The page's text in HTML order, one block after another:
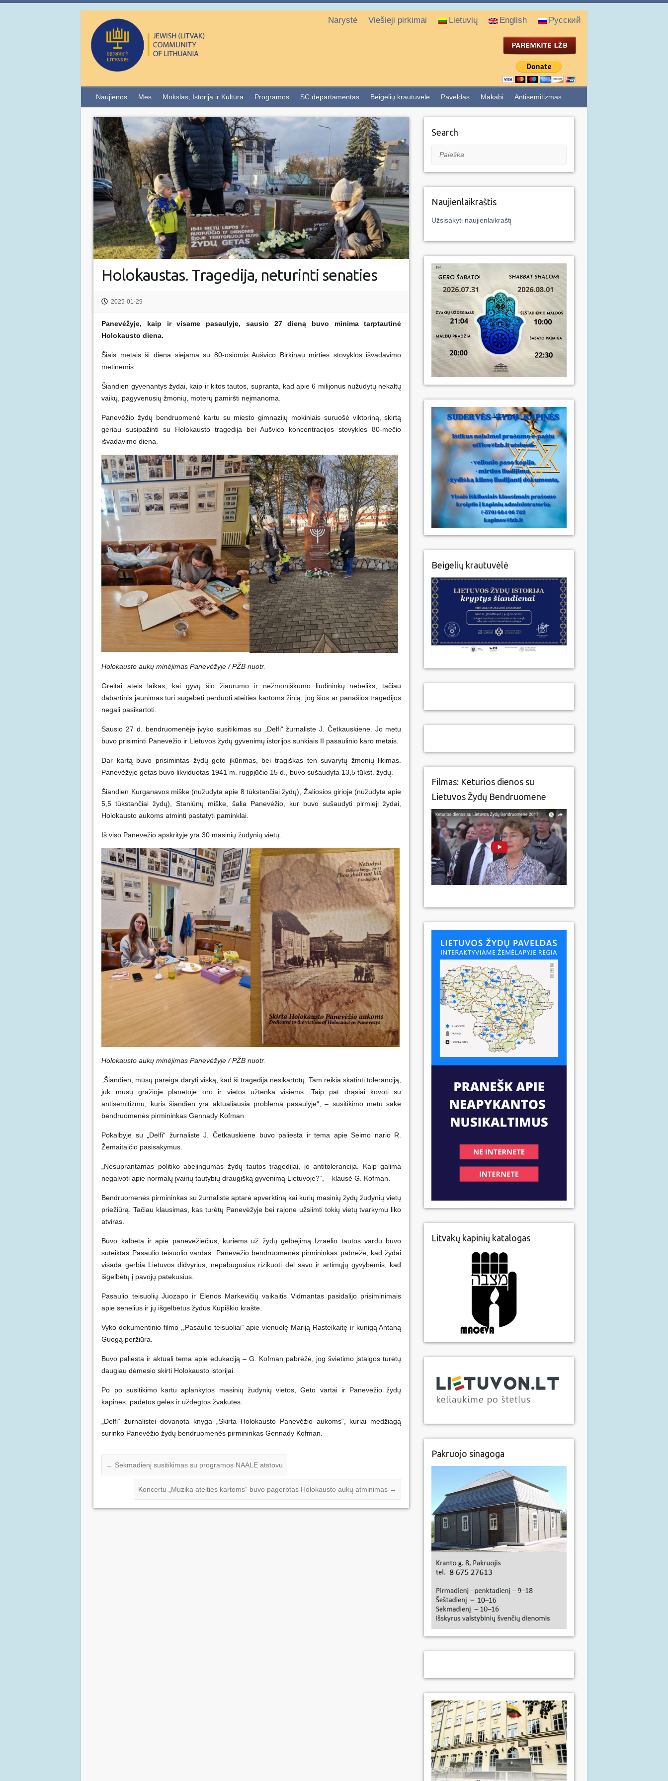
Narystė Viešieji pirkimai Lietuvių English Русский
Naujienos Mes Mokslas, Istorija ir Kultūra Programos SC departamentas Beigelių krautuvėlė Paveldas Makabi Antisemitizmas
Holokaustas. Tragedija, neturinti senaties
2025-01-29
Panevėžyje, kaip ir visame pasaulyje, sausio 27 dieną buvo minima tarptautinė
Holokausto diena.
Šiais metais ši diena siejama su 80-osiomis Aušvico Birkinau mirties stovyklos išvadavimo
metinėmis.
Šiandien gyvenantys žydai, kaip ir kitos tautos, supranta, kad apie 6 milijonus nužudytų nekaltų
vaikų, pagyvenusių žmonių, moterų pamiršti neįmanoma.
Panevėžio žydų bendruomenė kartu su miesto gimnazijų mokiniais suruošė viktoriną, skirtą
geriau susipažinti su Holokausto tragedija bei Aušvico koncentracijos stovyklos 80-mečio
išvadavimo diena.
Holokausto aukų minėjimas Panevėžyje / PŽB nuotr.
Greitai ateis laikas, kai gyvų šio žiaurumo ir nežmoniškumo liudininkų nebeliks, tačiau
dabartinis jaunimas turi sugebėti perduoti ateities kartoms žinią, jog šios ar panašios tragedijos
negali pasikartoti.
Sausio 27 d. bendruomenėje įvyko susitikimas su „Delfi“ žurnaliste J. Četkauskiene. Jo metu
buvo prisiminti Panevėžio ir Lietuvos žydų gyvenimų istorijos sunkiais II pasaulinio karo metais.
Dar kartą buvo prisimintas žydų geto įkūrimas, bei tragiškas ten suvarytų žmonių likimas.
Panevėžyje getas buvo likviduotas 1941 m. rugpjūčio 15 d., buvo sušaudyta 13,5 tūkst. žydų.
Šiandien Kurganavos miške (nužudyta apie 8 tūkstančiai žydų), Žaliosios girioje (nužudyta apie
5,5 tūkstančiai žydų), Staniūnų miške, šalia Panevėžio, kur buvo sušaudyti pirmieji žydai,
Holokausto aukoms atminti pastatyti paminklai.
Iš viso Panevėžio apskrityje yra 30 masinių žudynių vietų.
Holokausto aukų minėjimas Panevėžyje / PŽB nuotr.
„Šiandien, mūsų pareiga daryti viską, kad ši tragedija nesikartotų. Tam reikia skatinti toleranciją,
juk mūsų gražioje planetoje oro ir vietos užtenka visiems. Taip pat drąsiai kovoti su
antisemitizmu, kuris šiandien yra aktualiausia problema pasaulyje“, – susitikimo metu sakė
bendruomenės pirmininkas Gennady Kofman.
Pokalbyje su „Delfi“ žurnaliste J. Četkauskiene buvo paliesta ir tema apie Seimo nario R.
Žemaitaičio pasisakymus.
„Nesuprantamas politiko abejingumas žydų tautos tragedijai, jo antitolerancija. Kaip galima
negalvoti apie normalų įvairių tautybių draugišką gyvenimą Lietuvoje?“, – klausė G. Kofman.
Bendruomenės pirmininkas su žurnaliste aptarė apverktiną kai kurių masinių žydų žudynių vietų
priežiūrą. Tačiau klausimas, kas turėtų Panevėžyje bei rajone užsiimti tokių vietų tvarkymu liko
atviras.
Buvo kalbėta ir apie panevėžiečius, kuriems už žydų gelbėjimą Izraelio tautos vardu buvo
suteiktas Pasaulio teisuolio vardas. Panevėžio bendruomenės pirmininkas pabrėžė, kad žydai
visada gerbia Lietuvos didvyrius, nepabūgusius rizikuoti dėl savo ir artimųjų gyvybėmis, kad
išgelbėtų į pavojų patekusius.
Pasaulio teisuolių Juozapo ir Elenos Markevičių vaikaitis Vidmantas pasidalijo prisiminimais
apie senelius ir jų išgelbėtus žydus Kupiškio krašte.
Vyko dokumentinio filmo ,,Pasaulio teisuoliai“ apie vienuolę Mariją Rasteikaitę ir kunigą Antaną
Guogą peržiūra.
Buvo paliesta ir aktuali tema apie edukaciją – G. Kofman pabrėžė, jog švietimo įstaigos turėtų
daugiau dėmesio skirti Holokausto istorijai.
Po po susitikimo kartu aplankytos masinių žudynių vietos, Geto vartai ir Panevėžio žydų
kapinės, padėtos gėlės ir uždegtos žvakutės.
„Delfi“ žurnalistei dovanota knyga „Skirta Holokausto Panevėžio aukoms“, kuriai medžiagą
surinko Panevėžio žydų bendruomenės pirmininkas Gennady Kofman.
← Sekmadienį susitikimas su programos NAALE atstovu
Koncertu „Muzika ateities kartoms“ buvo pagerbtas Holokausto aukų atminimas →
Search
Paieška
Naujienlaikraštis
Užsisakyti naujienlaikraštį
Beigelių krautuvėlė
Filmas: Keturios dienos su
Lietuvos Žydų Bendruomene
Litvakų kapinių katalogas
Pakruojo sinagoga